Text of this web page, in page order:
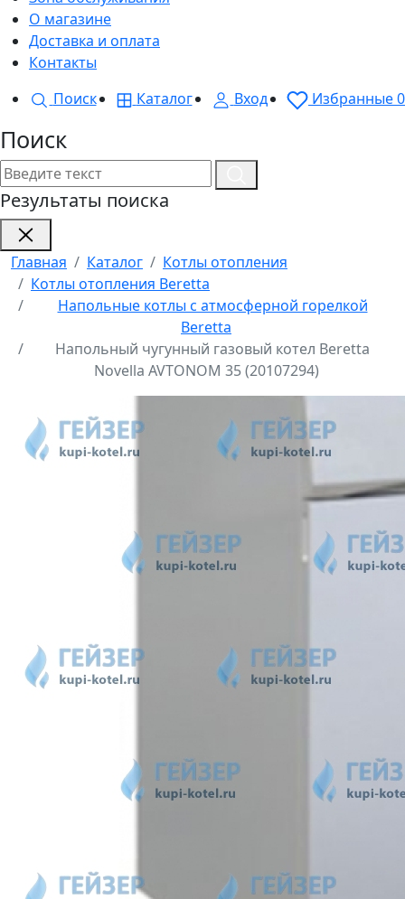
О магазине
Доставка и оплата
Контакты
Поиск
Каталог Вход Избранные0
Поиск
Результаты поиска
Главная Каталог
Котлы отопления
Котлы отопления Beretta
Напольные котлы с атмосферной горелкой
Beretta
Напольный чугунный газовый котел Beretta
Novella AVTONOM 35 (20107294)